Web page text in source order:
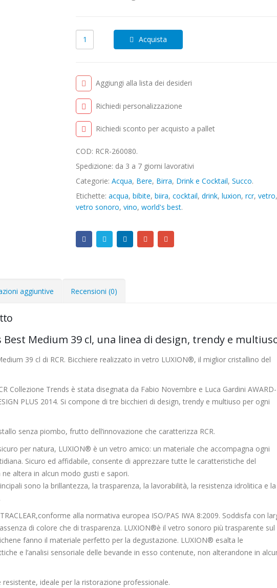
Acquista
Aggiungi alla lista dei desideri
Richiedi personalizzazione
Richiedi sconto per acquisto a pallet
COD: RCR-260080.
Spedizione: da 3 a 7 giorni lavorativi
Categorie: Acqua, Bere, Birra, Drink e Cocktail, Succo.
Etichette: acqua, bibite, biira, cocktail, drink, luxion, rcr, vetro,
vetro sonoro, vino, world's best.
aggiuntive Recensioni (0)
Best Medium 39 cl, una linea di design, trendy e
39 cl di RCR. Bicchiere realizzato in vetro LUXION®, il miglior cristallino del
Collezione Trends è stata disegnata da Fabio Novembre e Luca Gardini AWARD-
PLUS 2014. Si compone di tre bicchieri di design, trendy e multiuso per ogni
senza piombo, frutto dell’innovazione che caratterizza RCR.
per natura, LUXION® è un vetro amico: un materiale che accompagna ogni
Sicuro ed affidabile, consente di apprezzare tutte le caratteristiche del
altera in alcun modo gusti e sapori.
sono la brillantezza, la trasparenza, la lavorabilità, la resistenza idrolitica e la
alla normativa europea ISO/PAS IWA 8:2009. Soddisfa con
di colore che di trasparenza. LUXION®è il vetro sonoro più trasparente sul
fanno il materiale perfetto per la degustazione. LUXION® esalta le
e l’analisi sensoriale delle bevande in esso contenute, non alterandone in
resistente, ideale per la ristorazione professionale.